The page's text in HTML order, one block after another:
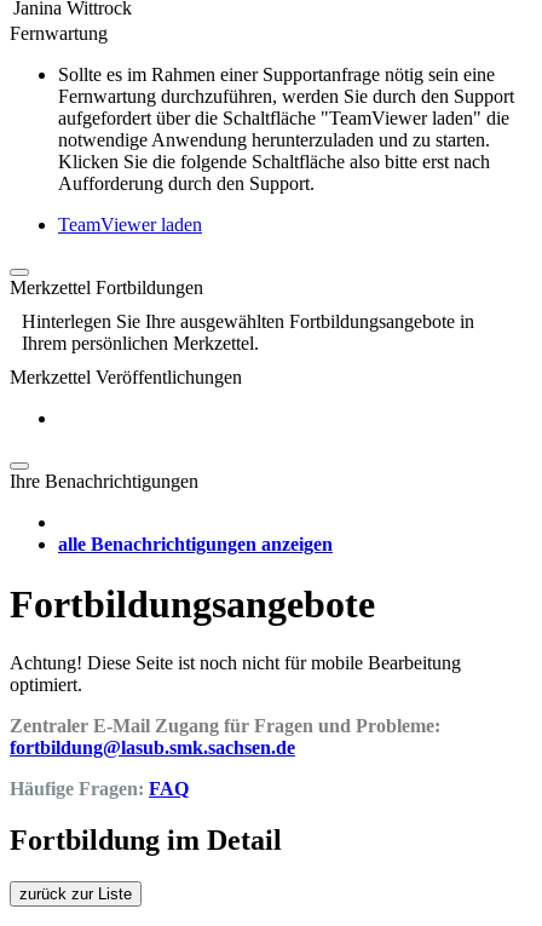
Janina Wittrock
Fernwartung
Sollte es im Rahmen einer Supportanfrage nötig sein eine
Fernwartung durchzuführen, werden Sie durch den Support
aufgefordert über die Schaltfläche "TeamViewer laden" die
notwendige Anwendung herunterzuladen und zu starten.
Klicken Sie die folgende Schaltfläche also bitte erst nach
Aufforderung durch den Support.
TeamViewer laden
Merkzettel Fortbildungen
Hinterlegen Sie Ihre ausgewählten Fortbildungsangebote in
Ihrem persönlichen Merkzettel.
Merkzettel Veröffentlichungen
Ihre Benachrichtigungen
alle Benachrichtigungen anzeigen
Fortbildungsangebote
Achtung! Diese Seite ist noch nicht für mobile Bearbeitung
optimiert.
Zentraler E-Mail Zugang für Fragen und Probleme:
fortbildung@lasub.smk.sachsen.de
Häufige Fragen: FAQ
Fortbildung im Detail
zurück zur Liste